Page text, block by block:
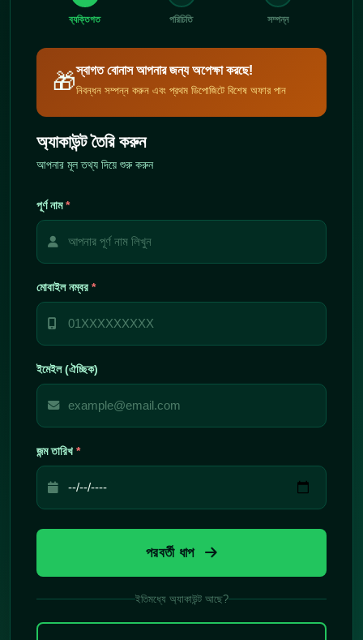
ব্যক্তিগত পরিচিতি সম্পন্ন
🎁স্বাগত বোনাস আপনার জন্য অপেক্ষা করছে!
নিবন্ধন সম্পন্ন করুন এবং প্রথম ডিপোজিটে বিশেষ অফার পান
অ্যাকাউন্ট তৈরি করুন
আপনার মূল তথ্য দিয়ে শুরু করুন
পূর্ণ নাম*
মোবাইল নম্বর *
ইমেইল (ঐচ্ছিক)
জন্ম তারিখ *
পরবর্তী ধাপ
ইতিমধ্যে অ্যাকাউন্ট আছে?